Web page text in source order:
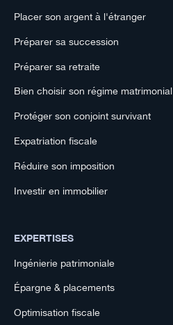
Placer son argent à l'étranger
Préparer sa succession
Préparer sa retraite
Bien choisir son régime matrimonial
Protéger son conjoint survivant
Expatriation fiscale
Réduire son imposition
Investir en immobilier
EXPERTISES
Ingénierie patrimoniale
Épargne & placements
Optimisation fiscale